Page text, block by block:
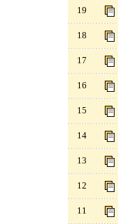
19
18
17
16
15
14
13
12
11